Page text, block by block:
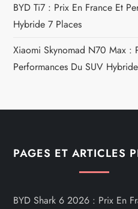
BYD Ti7 : Prix En France Et
Hybride 7 Places
Xiaomi Skynomad N70 Max :
Performances Du SUV
PAGES ET ARTICLES
BYD Shark 6 2026 : Prix En